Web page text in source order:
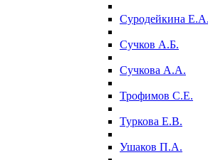
Суродейкина Е.А.
Сучков А.Б.
Сучкова А.А.
Трофимов С.Е.
Туркова Е.В.
Ушаков П.А.